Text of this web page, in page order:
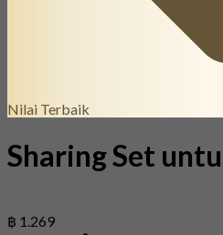
Nilai Terbaik
Sharing Set
฿ 1.269